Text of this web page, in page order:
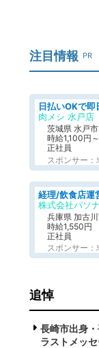
注目情報 PR
肉メシ 水戸店
茨城県 水戸市
時給1,100円～
正社員
スポンサー：
株式会社パソナ
兵庫県 加古
時給1,550円
正社員
スポンサー：
追悼
長崎市出身
ラストメッ